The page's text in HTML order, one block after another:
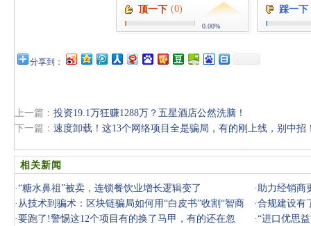
顶一下 (0)
0.00%
踩一下
分享到：
上一篇： 投资19.1万狂赚1288万？五星酒店公然洗脑！
下一篇： 速度卸载！这13个网络项目全是骗局，有的刚上线，别中招
相关新闻
·“糖水鼻祖”被卖，连锁餐饮业增长逻辑变了 ·助力经销商
三点希望
· 从技术到骗术：区块链骗局如何用“白皮书”收割“智商
税”
·合规建设有
·要跑了!警惕这12个项目有的换了马甲，有的还在忽
·“进口优思